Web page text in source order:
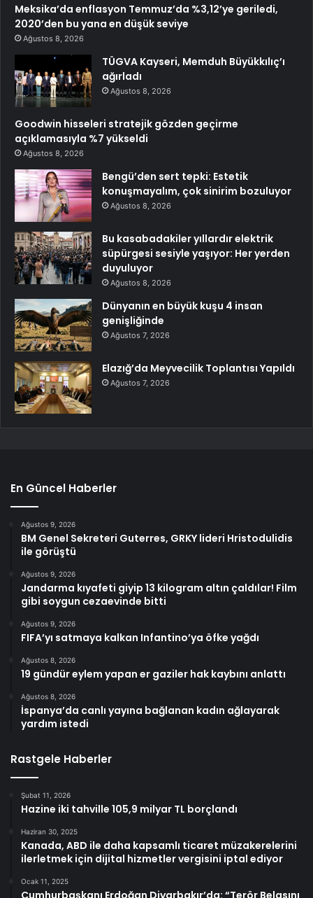
Meksika’da enflasyon Temmuz’da %3,12’ye geriledi,
2020’den bu yana en düşük seviye
Ağustos 8, 2026
TÜGVA Kayseri, Memduh Büyükkılıç’ı
ağırladı
Ağustos 8, 2026
Goodwin hisseleri stratejik gözden geçirme
açıklamasıyla %7 yükseldi
Ağustos 8, 2026
Bengü’den sert tepki: Estetik
konuşmayalım, çok sinirim bozuluyor
Ağustos 8, 2026
Bu kasabadakiler yıllardır elektrik
süpürgesi sesiyle yaşıyor: Her yerden
duyuluyor
Ağustos 8, 2026
Dünyanın en büyük kuşu 4 insan
genişliğinde
Ağustos 7, 2026
Elazığ’da Meyvecilik Toplantısı Yapıldı
Ağustos 7, 2026
En Güncel Haberler
Ağustos 9, 2026
BM Genel Sekreteri Guterres, GRKY lideri Hristodulidis
ile görüştü
Ağustos 9, 2026
Jandarma kıyafeti giyip 13 kilogram altın çaldılar! Film
gibi soygun cezaevinde bitti
Ağustos 9, 2026
FIFA’yı satmaya kalkan Infantino’ya öfke yağdı
Ağustos 8, 2026
19 gündür eylem yapan er gaziler hak kaybını anlattı
Ağustos 8, 2026
İspanya’da canlı yayına bağlanan kadın ağlayarak
yardım istedi
Rastgele Haberler
Şubat 11, 2026
Hazine iki tahville 105,9 milyar TL borçlandı
Haziran 30, 2025
Kanada, ABD ile daha kapsamlı ticaret müzakerelerini
ilerletmek için dijital hizmetler vergisini iptal ediyor
Ocak 11, 2025
Cumhurbaşkanı Erdoğan Diyarbakır’da: “Terör Belasını